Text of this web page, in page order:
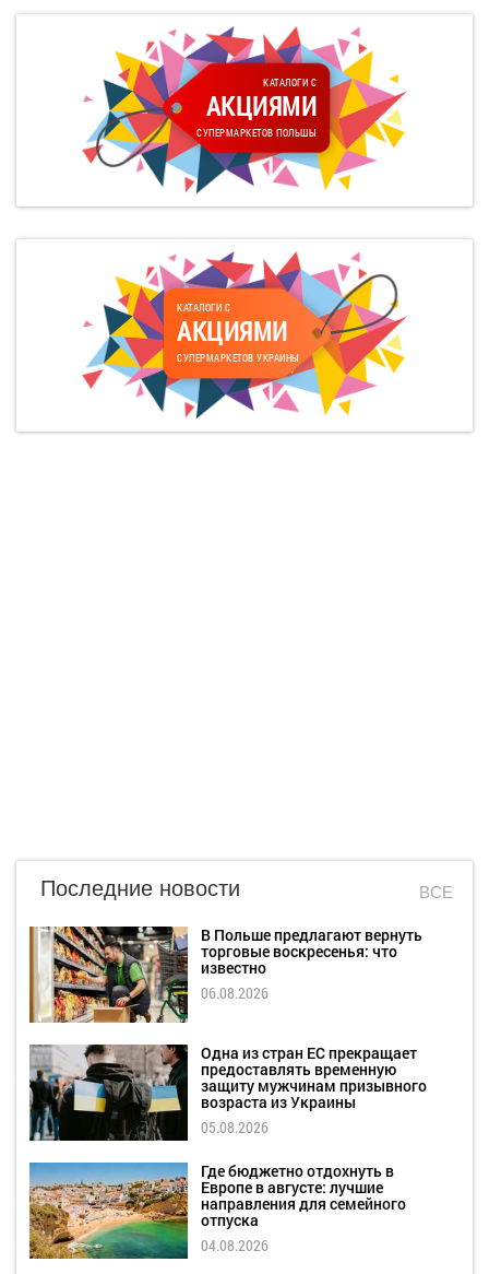
КАТАЛОГИ С
АКЦИЯМИ
СУПЕРМАРКЕТОВ ПОЛЬШЫ
КАТАЛОГИ С
АКЦИЯМИ
СУПЕРМАРКЕТОВ УКРАИНЫ
Последние новости ВСЕ
В Польше предлагают вернуть
торговые воскресенья: что
известно
06.08.2026
Одна из стран ЕС прекращает
предоставлять временную
защиту мужчинам призывного
возраста из Украины
05.08.2026
Где бюджетно отдохнуть в
Европе в августе: лучшие
направления для семейного
отпуска
04.08.2026